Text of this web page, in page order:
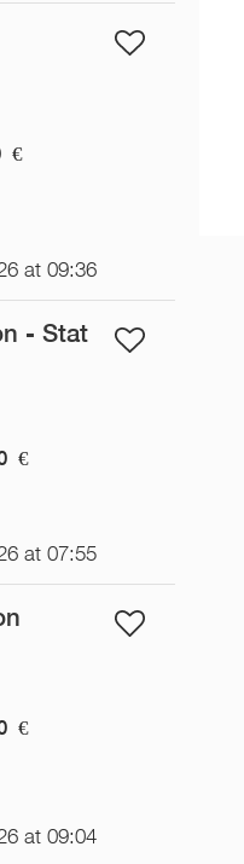
€
at 09:36
- Stat
€
at 07:55
€
at 09:04